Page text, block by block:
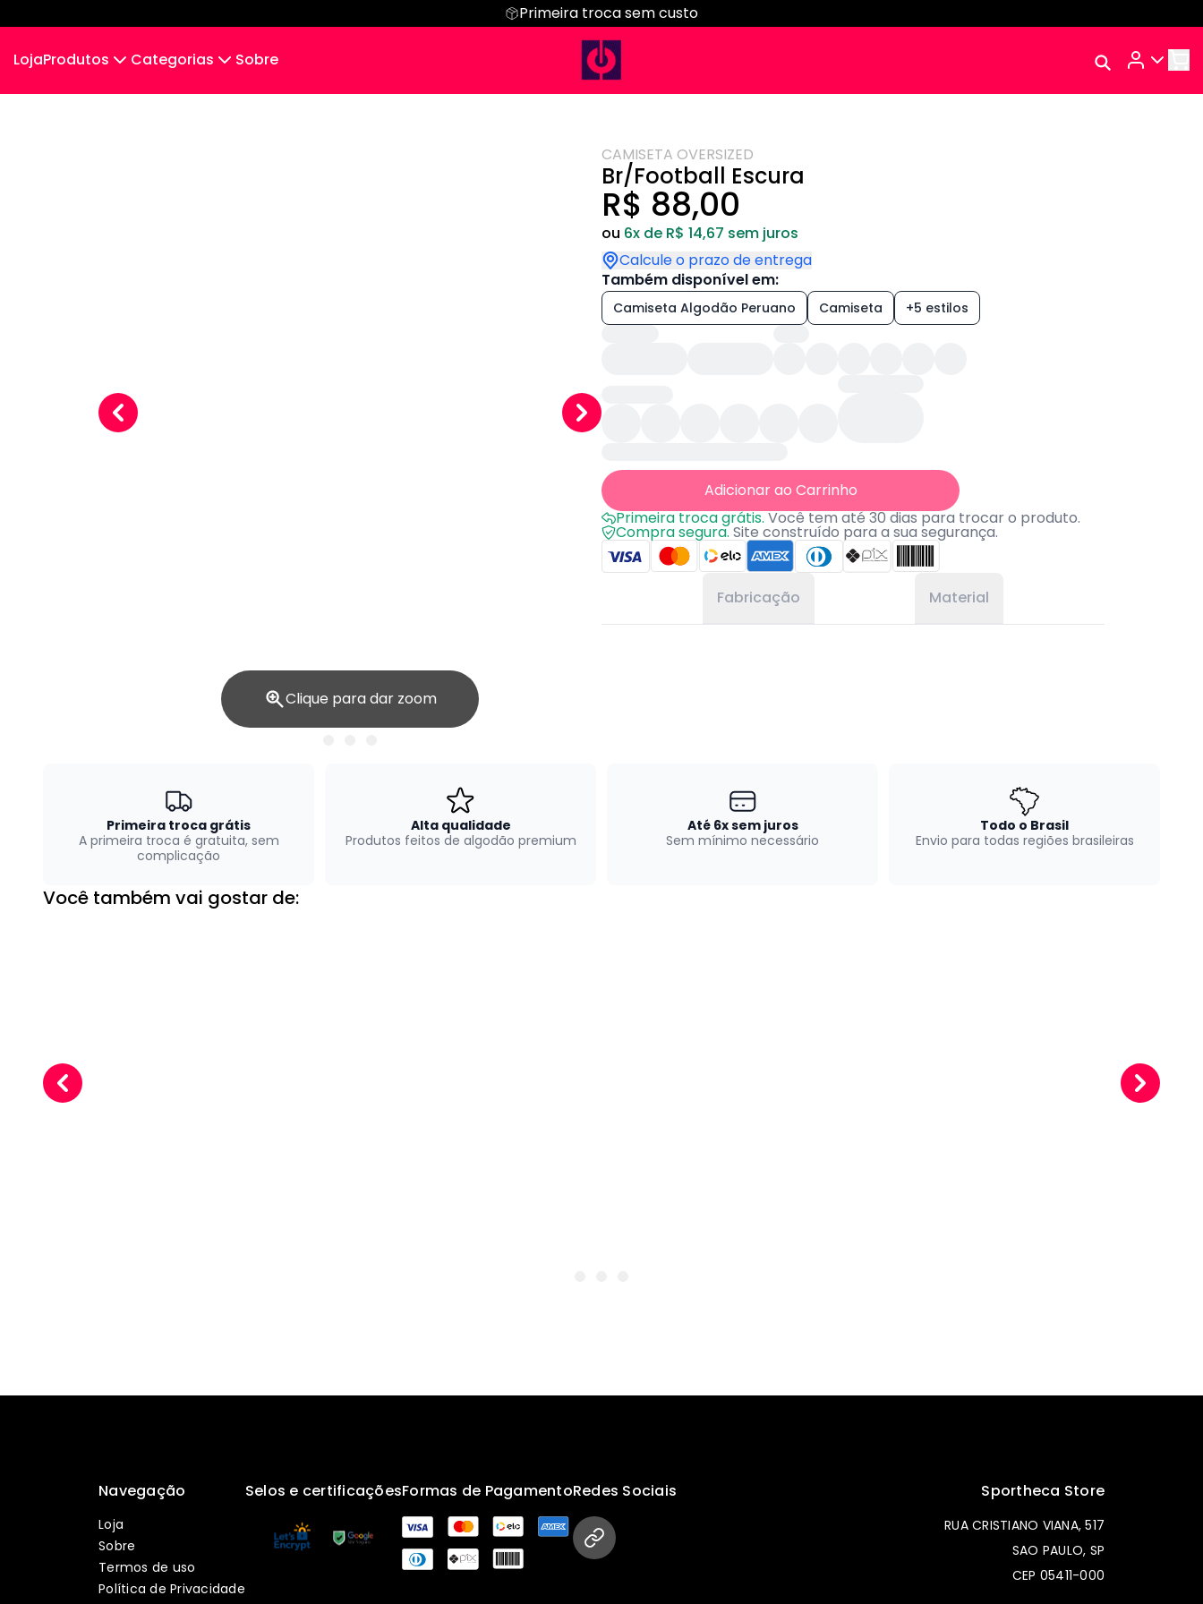
Primeira troca sem custo
LojaProdutos
Camiseta
Camiseta Infantil Regata
Cropped
Categorias
Tradicionais
Sobre
Rastrear Meu
Clique para dar zoom
CAMISETA OVERSIZED
Br/Football Escura
R$ 88,00
ou 6x de R$ 14,67 sem juros
Calcule o prazo de entrega
Também disponível em:
Camiseta Algodão Peruano Camiseta +5 estilos
Adicionar ao Carrinho
Primeira troca grátis.Você tem até 30 dias para trocar o produto.
Compra segura.Site construído para a sua segurança.
Fabricação Material
Primeira troca grátis
A primeira troca é gratuita, sem
complicação
Alta qualidade
Produtos feitos de algodão premium
Até 6x sem juros
Sem mínimo necessário
Todo o Brasil
Envio para todas regiões brasileiras
Você também vai gostar de:
Navegação
Loja
Sobre
Termos de uso
Política de Privacidade
Selos e certificaçõesFormas de PagamentoRedes Sociais Sportheca Store
RUA CRISTIANO VIANA, 517
SAO PAULO, SP
CEP 05411-000